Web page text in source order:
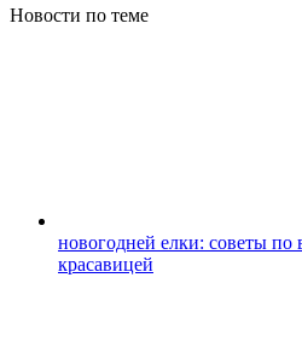
Новости по теме
новогодней елки: советы по
красавицей